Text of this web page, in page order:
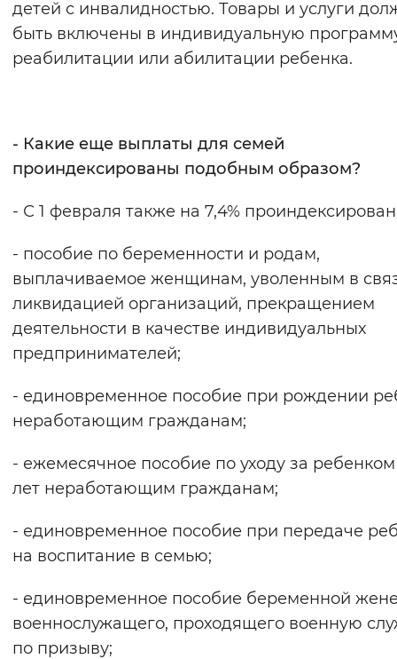
детей с инвалидностью. Товары и услуги
быть включены в индивидуальную
реабилитации или абилитации ребенка.
- Какие еще выплаты для семей
проиндексированы подобным образом?
- С 1 февраля также на 7,4%
- пособие по беременности и родам,
выплачиваемое женщинам, уволенным в
ликвидацией организаций, прекращением
деятельности в качестве индивидуальных
предпринимателей;
- единовременное пособие при рождении
неработающим гражданам;
- ежемесячное пособие по уходу за ребенком
лет неработающим гражданам;
- единовременное пособие при передаче
на воспитание в семью;
- единовременное пособие беременной
военнослужащего, проходящего военную
по призыву;